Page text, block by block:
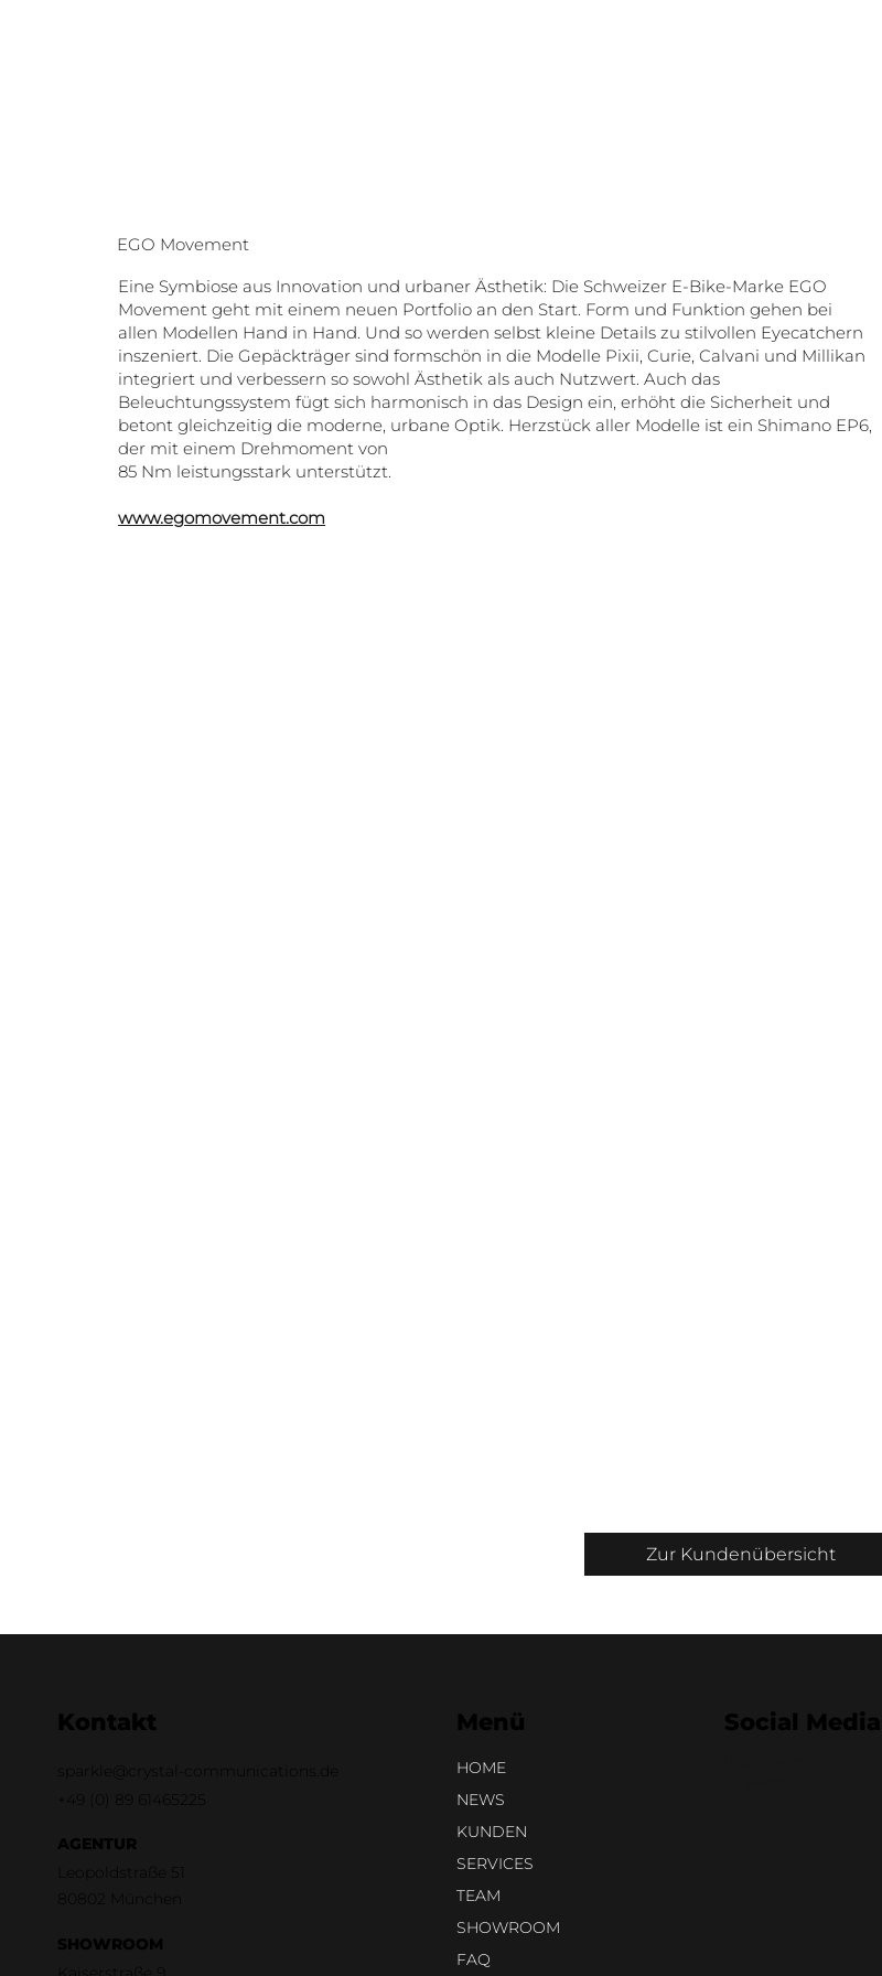
Zur Kundenübersicht
EGO Movement
Eine Symbiose aus Innovation und urbaner Ästhetik: Die Schweizer E-Bike-Marke EGO
Movement geht mit einem neuen Portfolio an den Start. Form und Funktion gehen bei
allen Modellen Hand in Hand. Und so werden selbst kleine Details zu stilvollen Eyecatchern
inszeniert. Die Gepäckträger sind formschön in die Modelle Pixii, Curie, Calvani und Millikan
integriert und verbessern so sowohl Ästhetik als auch Nutzwert. Auch das
Beleuchtungssystem fügt sich harmonisch in das Design ein, erhöht die Sicherheit und
betont gleichzeitig die moderne, urbane Optik. Herzstück aller Modelle ist ein Shimano EP6,
der mit einem Drehmoment von
85 Nm leistungsstark unterstützt.
www.egomovement.com
Social Media
Menü
HOME
NEWS
KUNDEN
SERVICES
TEAM
SHOWROOM
FAQ
Kontakt
sparkle@crystal-communications.de
+49 (0)
89 61465225
AGENTUR
Leopoldstraße 51
80802 München
SHOWROOM